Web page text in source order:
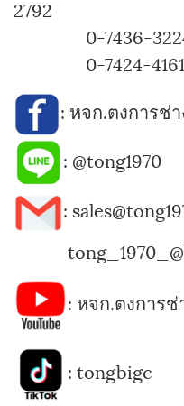
2792
0-7436-
0-7424-4161
: หจก.ตงการช่า
: @tong1970
:
: หจก.ตงการช่
: tongbigc